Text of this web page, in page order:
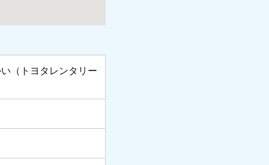
（トヨタレンタリー